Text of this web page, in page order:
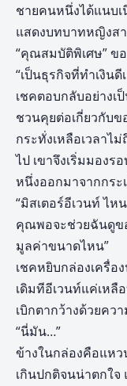
ชายคนหนึ่งได้แนบ
แสดงบทบาทหญิงส
“คุณสมบัติพิเศษ” ข
“เป็นธุรกิจที่ทำเงินดี
เชคตอบกลับอย่างเ
ชวนคุยต่อเกี่ยวกับ
กระทั่งเหลือเวลาไ
ไป เขาจึงเริ่มมองร
หนึ่งออกมาจากกระ
“มิสเตอร์อีเวนท์ ไห
คุณพอจะช่วยฉันดูข
มูลค่าขนาดไหน”
เชคหยิบกล่องเครื่อ
เดิมทีอีเวนท์แค่เหลื
เบิกตากว้างด้วยคว
“นี่มัน…”
ข้างในกล่องคือแห
เกินปกติจนน่าตกใ